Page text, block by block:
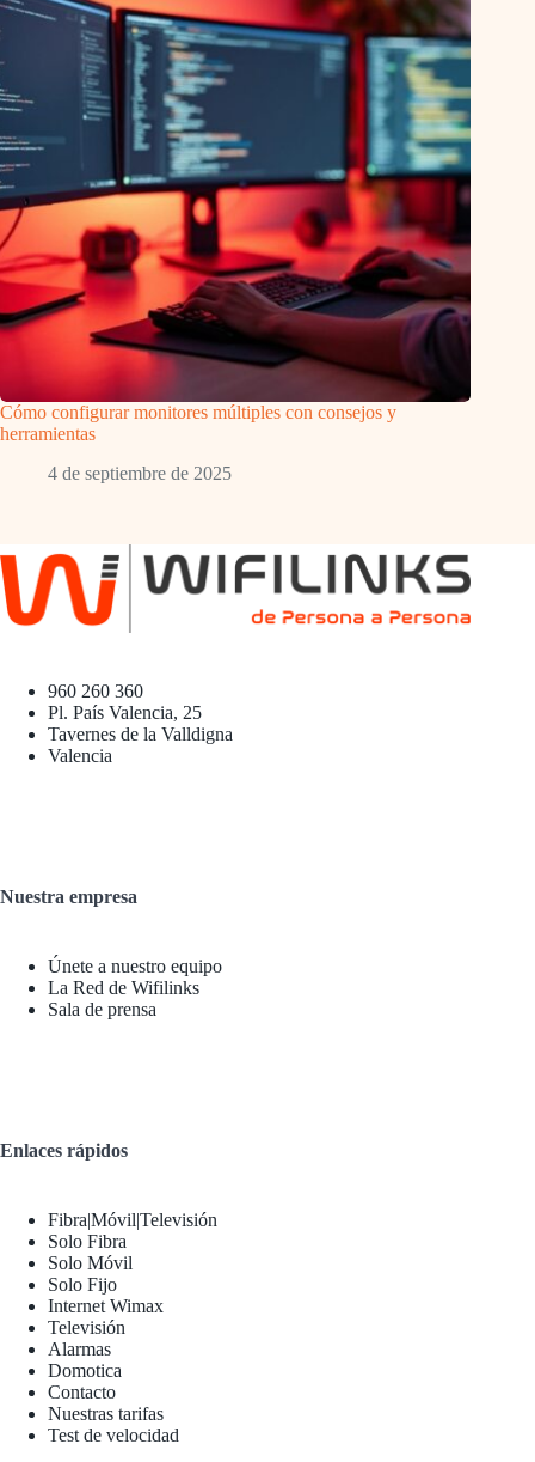
Cómo configurar monitores múltiples con consejos y
herramientas
4 de septiembre de 2025
960 260 360
Pl. País Valencia, 25
Tavernes de la Valldigna
Valencia
Nuestra empresa
Únete a nuestro equipo
La Red de Wifilinks
Sala de prensa
Enlaces rápidos
Fibra|Móvil|Televisión
Solo Fibra
Solo Móvil
Solo Fijo
Internet Wimax
Televisión
Alarmas
Domotica
Contacto
Nuestras tarifas
Test de velocidad